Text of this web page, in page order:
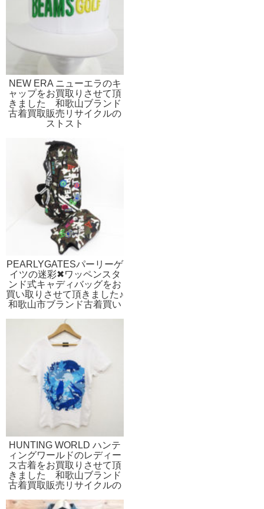
NEW ERA ニューエラのキ
ャップをお買取りさせて頂
きました 和歌山ブランド
古着買取販売リサイクルの
ストスト
PEARLYGATESパーリーゲ
イツの迷彩✖ワッペンスタ
ンド式キャディバッグをお
買い取りさせて頂きました♪
和歌山市ブランド古着買い
スト
HUNTING WORLD ハンテ
ィングワールドのレディー
ス古着をお買取りさせて頂
きました 和歌山ブランド
古着買取販売リサイクルの